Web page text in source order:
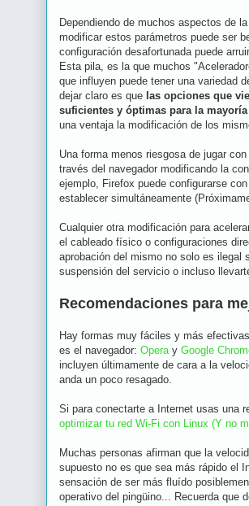
Dependiendo de muchos aspectos de
modificar estos parámetros puede ser
configuración desafortunada puede
Esta pila, es la que muchos
que influyen puede tener una variedad
dejar claro es que las opciones que
suficientes y óptimas para la
una ventaja la modificación de los
Una forma menos riesgosa de jugar
través del navegador modificando la
ejemplo, Firefox puede configurarse
establecer simultáneamente
Cualquier otra modificación para
el cableado físico o configuraciones
aprobación del mismo no solo es ilegal
suspensión del servicio o incluso
Recomendaciones para
Hay formas muy fáciles y más
es el navegador: Operay Google
incluyen últimamente de cara a la
anda un poco resagado.
Si para conectarte a Internet usas una
optimizar tu red Wi-Fi con Linux (Y no
Muchas personas afirman que la
supuesto no es que sea más rápido el
sensación de ser más fluído
operativo del pingüino... Recuerda que